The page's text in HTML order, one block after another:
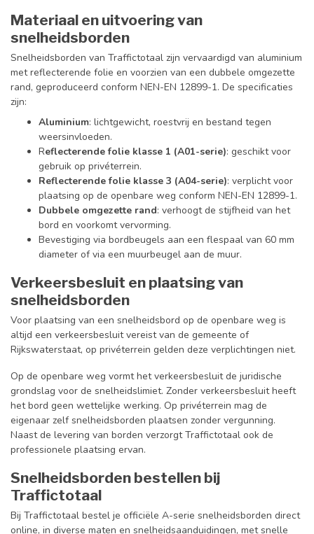
Materiaal en uitvoering van
snelheidsborden
Snelheidsborden van Traffictotaal zijn vervaardigd van aluminium
met reflecterende folie en voorzien van een dubbele omgezette
rand, geproduceerd conform NEN-EN 12899-1. De specificaties
zijn:
Aluminium: lichtgewicht, roestvrij en bestand tegen
weersinvloeden.
Reflecterende folie klasse 1 (A01-serie): geschikt voor
gebruik op privéterrein.
Reflecterende folie klasse 3 (A04-serie): verplicht voor
plaatsing op de openbare weg conform NEN-EN 12899-1.
Dubbele omgezette rand: verhoogt de stijfheid van het
bord en voorkomt vervorming.
Bevestiging via bordbeugels aan een flespaal van 60 mm
diameter of via een muurbeugel aan de muur.
Verkeersbesluit en plaatsing van
snelheidsborden
Voor plaatsing van een snelheidsbord op de openbare weg is
altijd een verkeersbesluit vereist van de gemeente of
Rijkswaterstaat, op privéterrein gelden deze verplichtingen niet.
Op de openbare weg vormt het verkeersbesluit de juridische
grondslag voor de snelheidslimiet. Zonder verkeersbesluit heeft
het bord geen wettelijke werking. Op privéterrein mag de
eigenaar zelf snelheidsborden plaatsen zonder vergunning.
Naast de levering van borden verzorgt Traffictotaal ook de
professionele plaatsing ervan.
Snelheidsborden bestellen bij
Traffictotaal
Bij Traffictotaal bestel je officiële A-serie snelheidsborden direct
online, in diverse maten en snelheidsaanduidingen, met snelle